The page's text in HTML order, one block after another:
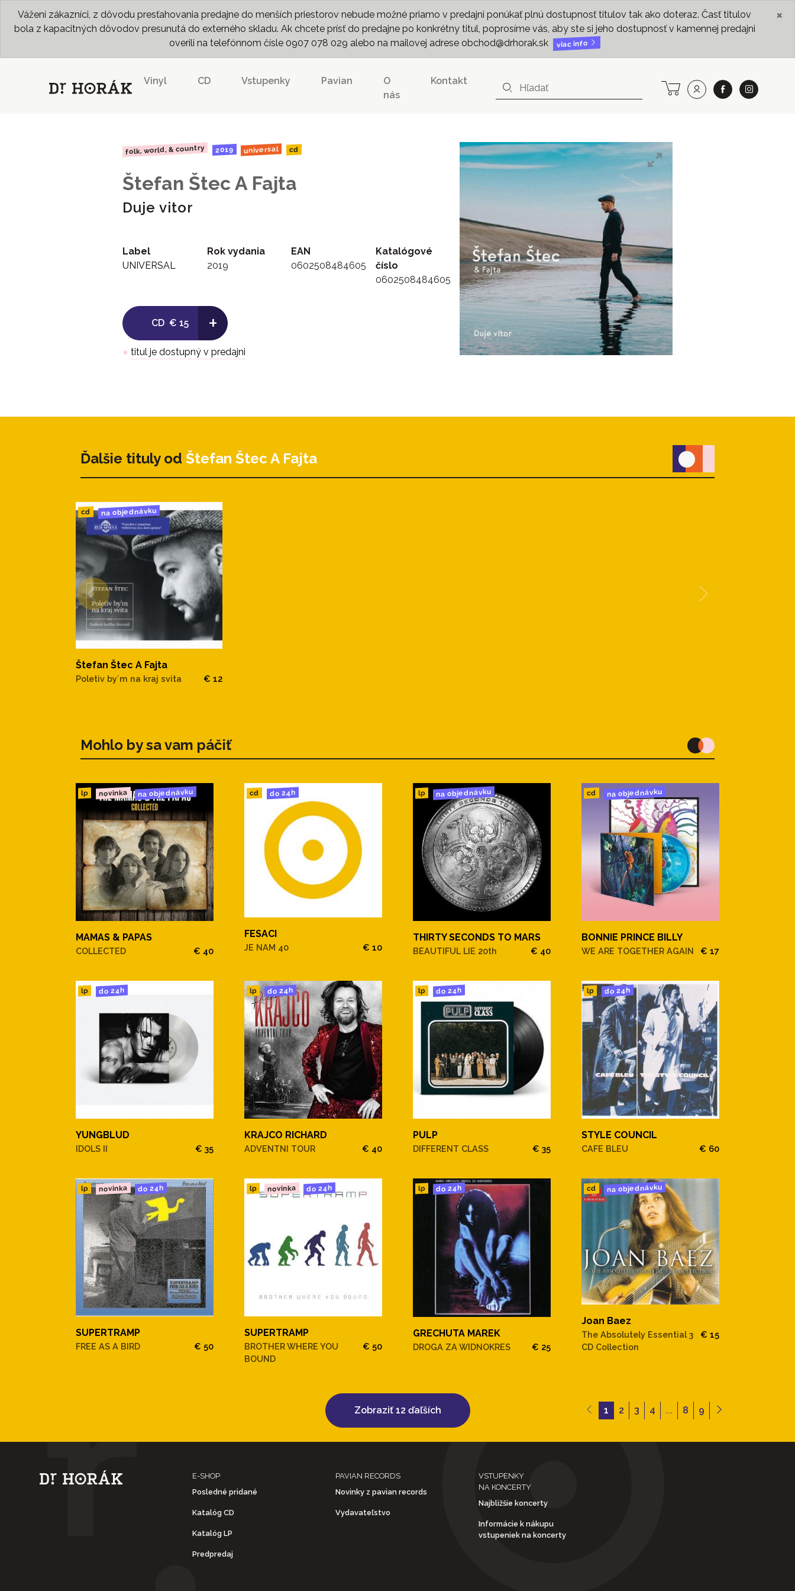
Vážení zákazníci, z dôvodu presťahovania predajne do menších priestorov nebude možné priamo v predajni ponúkať plnú dostupnosť titulov tak ako doteraz. Časť titulov
bola z kapacitných dôvodov presunutá do externého skladu. Ak chcete prísť do predajne po konkrétny titul, poprosíme vás, aby ste si jeho dostupnosť v kamennej predajni
overili na telefónnom čísle 0907 078 029 alebo na mailovej adrese obchod@drhorak.sk
viac info
×
Vinyl CD Vstupenky Pavian
O
nás
Kontakt
folk, world, & country 2019 universal cd
Štefan Štec A Fajta
Duje vitor
Label
UNIVERSAL
Rok vydania
2019
EAN
0602508484605
Katalógové
číslo
0602508484605
CD € 15 +
● titul je dostupný v predajni
Ďalšie tituly od Štefan Štec A Fajta
cd na objednávku
Štefan Štec A Fajta
Poletiv by´m na kraj svita € 12
Mohlo by sa vam páčiť
lp novinka na objednávku
MAMAS & PAPAS
COLLECTED € 40
cd do 24h
FESACI
JE NAM 40 € 10
lp na objednávku
THIRTY SECONDS TO MARS
BEAUTIFUL LIE 20th € 40
cd na objednávku
BONNIE PRINCE BILLY
WE ARE TOGETHER AGAIN € 17
lp do 24h
YUNGBLUD
IDOLS II € 35
lp do 24h
KRAJCO RICHARD
ADVENTNI TOUR € 40
lp do 24h
PULP
DIFFERENT CLASS € 35
lp do 24h
STYLE COUNCIL
CAFE BLEU € 60
lp novinka do 24h
SUPERTRAMP
FREE AS A BIRD € 50
lp novinka do 24h
SUPERTRAMP
BROTHER WHERE YOU
BOUND
€ 50
lp do 24h
GRECHUTA MAREK
DROGA ZA WIDNOKRES € 25
cd na objednávku
Joan Baez
The Absolutely Essential 3
CD Collection
€ 15
Zobraziť 12 ďaľších 1 2 3 4 ... 8 9
E-SHOP
Posledné pridané
Katalóg CD
Katalóg LP
Predpredaj
PAVIAN RECORDS
Novinky z pavian records
Vydavateľstvo
VSTUPENKY
NA KONCERTY
Najbližšie koncerty
Informácie k nákupu
vstupeniek na koncerty